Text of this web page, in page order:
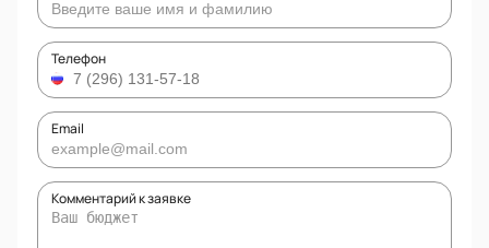
Телефон
Email
Комментарий к заявке